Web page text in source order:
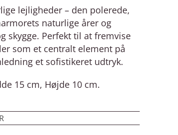
lejligheder – den polerede,
naturlige årer og
skygge. Perfekt til at fremvise
som et centralt element på
et sofistikeret udtryk.
15 cm, Højde 10 cm.